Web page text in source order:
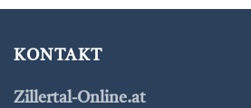
KONTAKT
Zillertal-Online.at